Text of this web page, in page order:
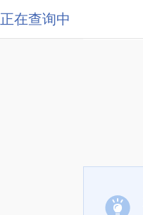
正在查询中